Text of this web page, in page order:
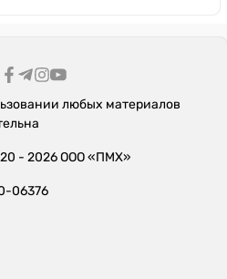
любых материалов
- 2026 ООО «ПМХ»
06376